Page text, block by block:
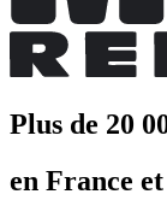
Plus de 20
en France